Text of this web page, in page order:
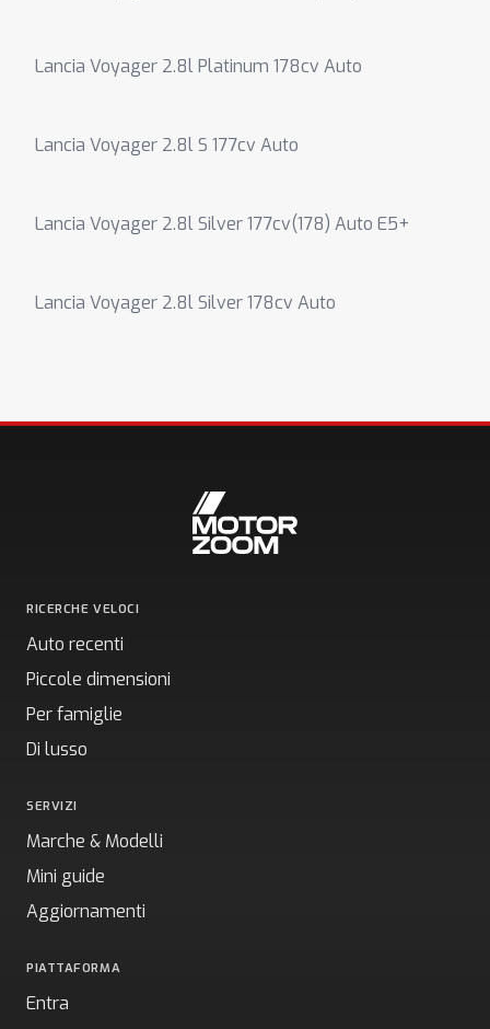
Lancia Voyager 2.8l Platinum 178cv Auto
Lancia Voyager 2.8l S 177cv Auto
Lancia Voyager 2.8l Silver 177cv(178) Auto E5+
Lancia Voyager 2.8l Silver 178cv Auto
RICERCHE VELOCI
Auto recenti
Piccole dimensioni
Per famiglie
Di lusso
SERVIZI
Marche & Modelli
Mini guide
Aggiornamenti
PIATTAFORMA
Entra